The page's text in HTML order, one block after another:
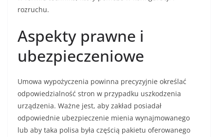
rozruchu.
Aspekty prawne i
ubezpieczeniowe
Umowa wypożyczenia powinna precyzyjnie określać
odpowiedzialność stron w przypadku uszkodzenia
urządzenia. Ważne jest, aby zakład posiadał
odpowiednie ubezpieczenie mienia wynajmowanego
lub aby taka polisa była częścią pakietu oferowanego